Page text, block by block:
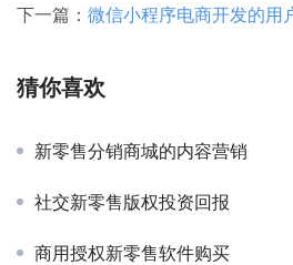
下一篇： 微信小程序电商开发的用
猜你喜欢
新零售分销商城的内容营销
社交新零售版权投资回报
商用授权新零售软件购买